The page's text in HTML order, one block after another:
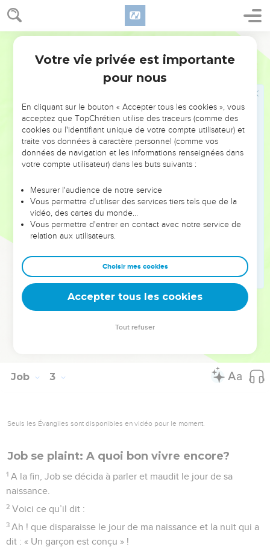
2
9 Sa femme lui dit : « Tu persistes à rester irréprochable. Mais
tu ferais mieux de maudire Dieu et d’en mourir ! » –
« Tu parles comme une femme privée de bon sens, lui
répondit Job. Si nous acceptons de Dieu le bonheur,
pourquoi refuserions-nous de lui le malheur ? » Dans cette
offenser Dieu.
Arrivée des trois amis de Job
Trois amis de Job apprirent les malheurs qui lui étaient
de Naama. Ils vinrent de chez eux et se mirent d’accord pour
lui manifester leur sympathie et le réconforter.
En le regardant de loin, ils le trouvèrent méconnaissable.
Alors ils éclatèrent en sanglots ; ils déchirèrent leur manteau
Puis ils restèrent assis à terre avec Job pendant sept jours
et sept nuits, sans rien lui dire, tant sa souffrance leur
apparaissait grande.
© Société biblique française – Bibli’O, 1997, avec autorisation. Pour vous procurer
Job 3
Seuls les Évangiles sont disponibles en vidéo pour le moment.
Job se plaint: A quoi bon vivre encore?
1 A la fin, Job se décida à parler et maudit le jour de sa
naissance.
2 Voici ce qu’il dit :
3 Ah ! que disparaisse le jour de ma naissance et la nuit qui a
dit : « Un garçon est conçu » !
Votre vie privée est importante
pour nous
En cliquant sur le bouton « Accepter tous les cookies », vous
acceptez que TopChrétien utilise des traceurs (comme des
cookies ou l'identifiant unique de votre compte utilisateur) et
traite vos données à caractère personnel (comme vos
données de navigation et les informations renseignées dans
votre compte utilisateur) dans les buts suivants :
Mesurer l'audience de notre service
Vous permettre d'utiliser des services tiers tels que de la
vidéo, des cartes du monde…
Vous permettre d'entrer en contact avec notre service de
relation aux utilisateurs.
Choisir mes cookies
Accepter tous les cookies
Tout refuser